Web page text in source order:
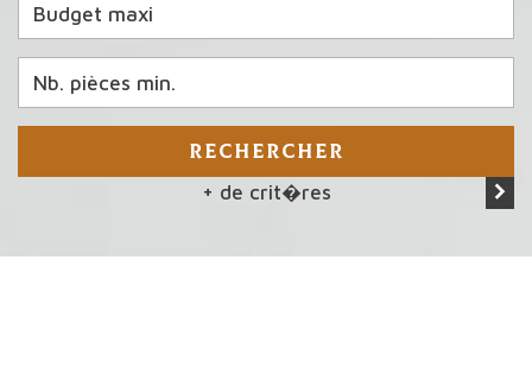
RECHERCHER
+ de crit�res